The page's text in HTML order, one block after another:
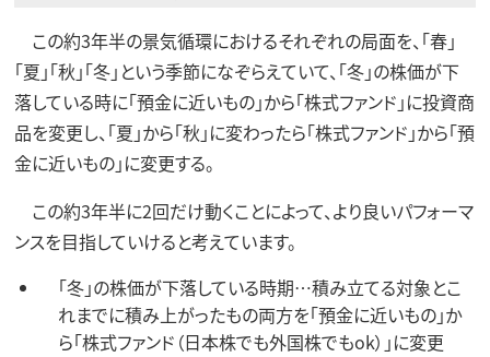
この約3年半の景気循環におけるそれぞれの局面を、「春」
「夏」「秋」「冬」という季節になぞらえていて、「冬」の株価が下
落している時に「預金に近いもの」から「株式ファンド」に投資商
品を変更し、「夏」から「秋」に変わったら「株式ファンド」から「預
金に近いもの」に変更する。
この約3年半に2回だけ動くことによって、より良いパフォーマ
ンスを目指していけると考えています。
｢冬｣の株価が下落している時期…積み立てる対象とこ
れまでに積み上がったもの両方を「預金に近いもの」か
ら「株式ファンド（日本株でも外国株でもok）」に変更